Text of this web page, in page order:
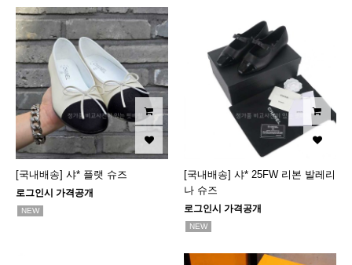
[국내배송] 샤* 플랫 슈즈
로그인시 가격공개
NEW
[국내배송] 샤* 25FW 리본 발레리
나 슈즈
로그인시 가격공개
NEW